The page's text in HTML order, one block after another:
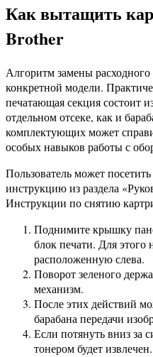
Как вытащить
Brother
Алгоритм замены расходного
конкретной модели.
печатающая секция состоит
отдельном отсеке, как и
комплектующих может
особых навыков работы с
Пользователь может
инструкцию из раздела
Инструкции по снятию
Поднимите крышку
блок печати. Для этого
расположенную слева.
Поворот зеленого
механизм.
После этих действий
барабана передачи
Если потянуть вниз за
тонером будет извлечен.